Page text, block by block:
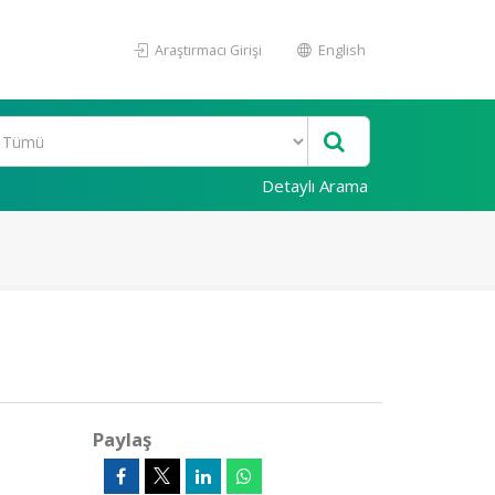
Araştırmacı Girişi English
Detaylı Arama
Paylaş